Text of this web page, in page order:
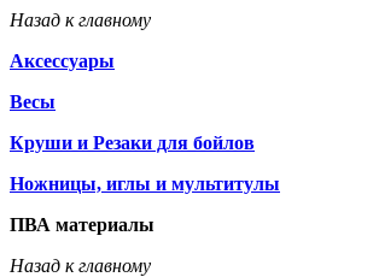
Назад к главному
Аксессуары
Весы
Круши и Резаки для бойлов
Ножницы, иглы и мультитулы
ПВА материалы
Назад к главному